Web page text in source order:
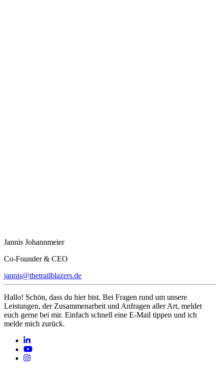
Jannis Johannmeier
Co-Founder & CEO
jannis@thetrailblazers.de
Hallo! Schön, dass du hier bist. Bei Fragen rund um unsere
Leistungen, der Zusammenarbeit und Anfragen aller Art, meldet
euch gerne bei mir. Einfach schnell eine E-Mail tippen und ich
melde mich zurück.